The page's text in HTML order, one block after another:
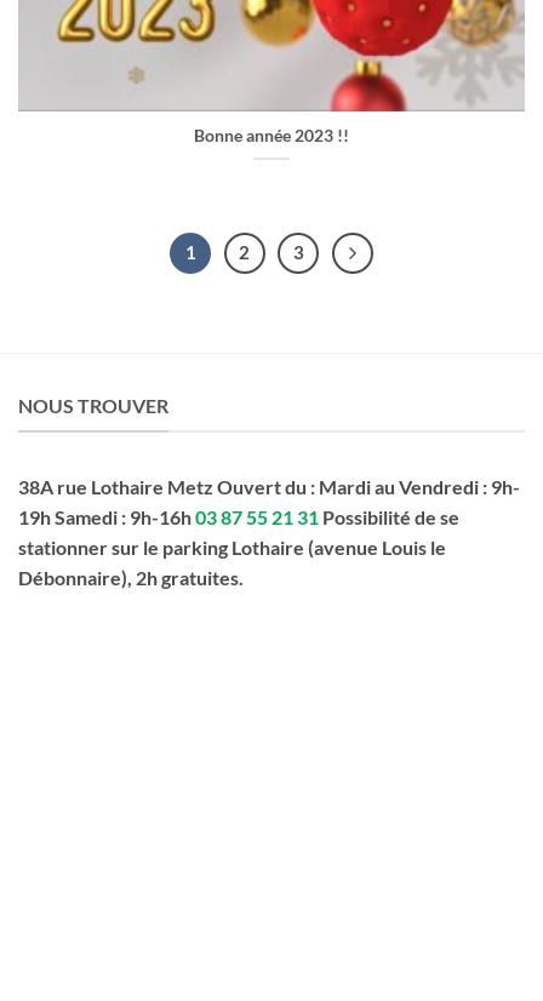
Bonne année 2023 !!
1 2 3
NOUS TROUVER
38A rue Lothaire Metz Ouvert du : Mardi au Vendredi : 9h-
19h Samedi : 9h-16h03 87 55 21 31 Possibilité de se
stationner sur le parking Lothaire (avenue Louis le
Débonnaire), 2h gratuites.